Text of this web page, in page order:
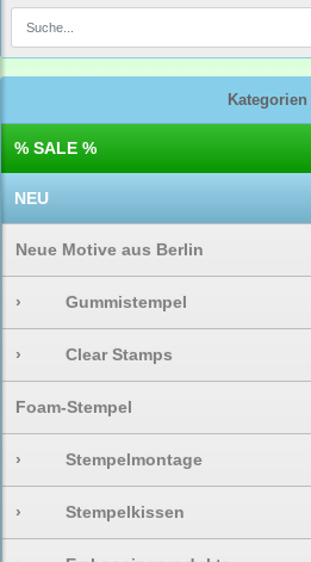
Kategorien
% SALE %
NEU
Neue Motive aus Berlin
› Gummistempel
› Clear Stamps
Foam-Stempel
› Stempelmontage
› Stempelkissen